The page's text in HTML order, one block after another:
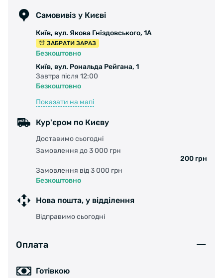
Самовивіз у Києві
Київ, вул. Якова Гніздовського, 1А
ЗАБРАТИ ЗАРАЗ
Безкоштовно
Київ, вул. Рональда Рейгана, 1
Завтра після 12:00
Безкоштовно
Показати на мапі
Кур'єром по Києву
Доставимо сьогодні
Замовлення до 3 000 грн
200 грн
Замовлення від 3 000 грн
Безкоштовно
Нова пошта, у відділення
Відправимо сьогодні
Оплата
Готівкою